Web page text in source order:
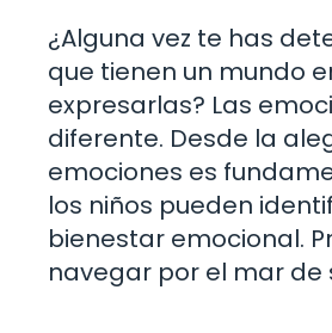
¿Alguna vez te has
que tienen un mundo
expresarlas? Las
diferente. Desde la
emociones es
los niños pueden
bienestar emocional.
navegar por el mar